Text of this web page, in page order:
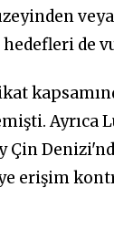
hedefleri de
erişim